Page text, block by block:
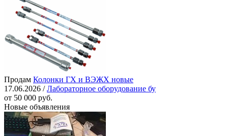
Продам Колонки ГХ и ВЭЖХ новые
17.06.2026 /Лабораторное оборудование бу
от 50 000 руб.
Новые объявления